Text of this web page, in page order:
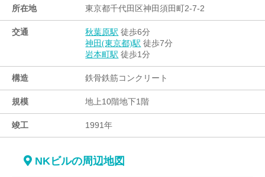
所在地 東京都千代田区神田須田町2-7-2
交通 秋葉原駅 徒歩6分
神田(東京都)駅 徒歩7分
岩本町駅 徒歩1分
構造 鉄骨鉄筋コンクリート
規模 地上10階地下1階
竣工 1991年
NKビルの周辺地図